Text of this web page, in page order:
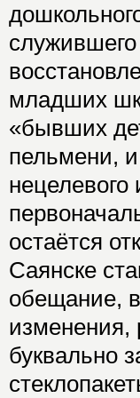
младших
«бывших
пельмени,
остаётся
Саянске
обещание,
изменения,
буквально